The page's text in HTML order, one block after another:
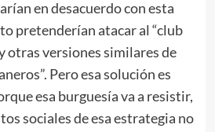
en desacuerdo con esta
pretenderían atacar al “club
otras versiones similares de
Pero esa solución es
esa burguesía va a resistir,
sociales de esa estrategia no